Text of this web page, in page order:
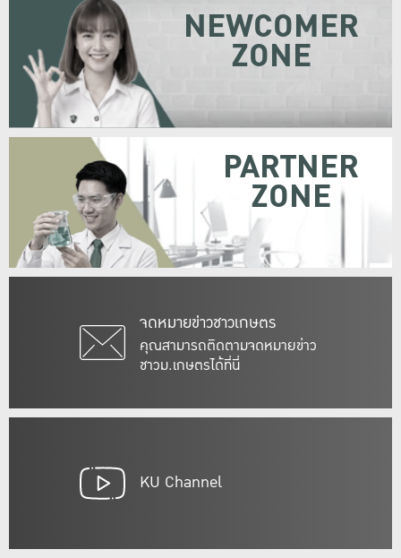
จดหมายข่าวชาวเกษตร
คุณสามารถติดตามจดหมายข่าว
ชาวม.เกษตรได้ที่นี่
NEWCOMER
ZONE
PARTNER
ZONE
KU Channel